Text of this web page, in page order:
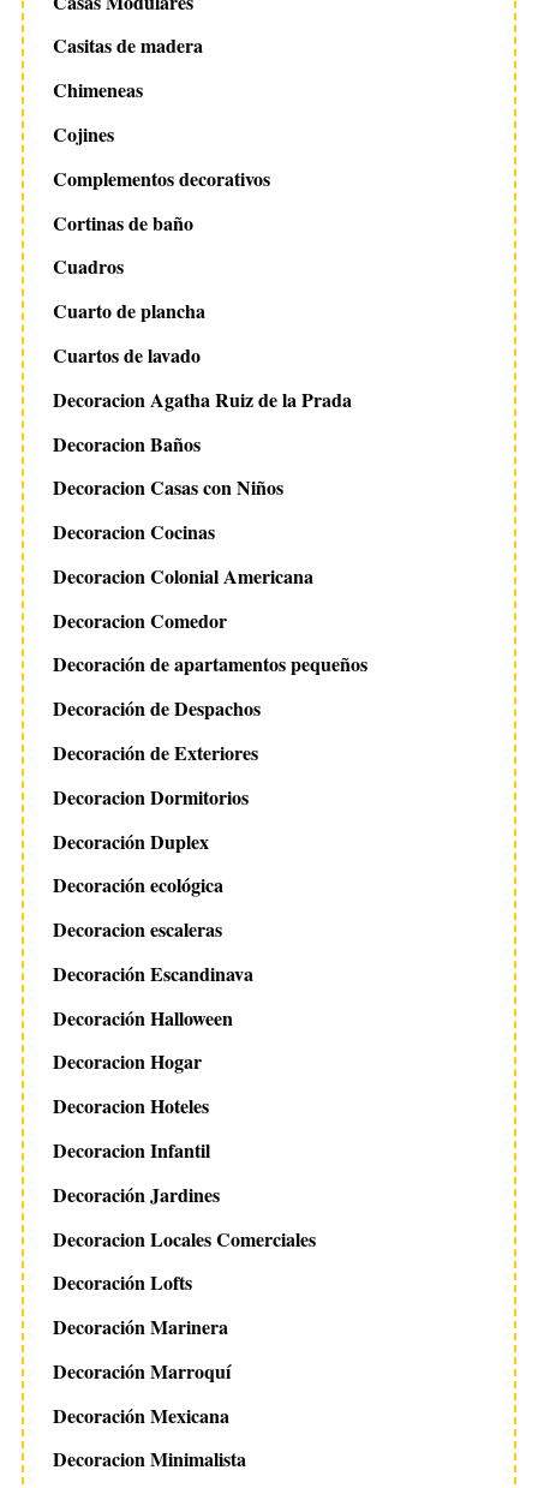
Casitas de madera
Chimeneas
Cojines
Complementos decorativos
Cortinas de baño
Cuadros
Cuarto de plancha
Cuartos de lavado
Decoracion Agatha Ruiz de la Prada
Decoracion Baños
Decoracion Casas con Niños
Decoracion Cocinas
Decoracion Colonial Americana
Decoracion Comedor
Decoración de apartamentos pequeños
Decoración de Despachos
Decoración de Exteriores
Decoracion Dormitorios
Decoración Duplex
Decoración ecológica
Decoracion escaleras
Decoración Escandinava
Decoración Halloween
Decoracion Hogar
Decoracion Hoteles
Decoracion Infantil
Decoración Jardines
Decoracion Locales Comerciales
Decoración Lofts
Decoración Marinera
Decoración Marroquí
Decoración Mexicana
Decoracion Minimalista